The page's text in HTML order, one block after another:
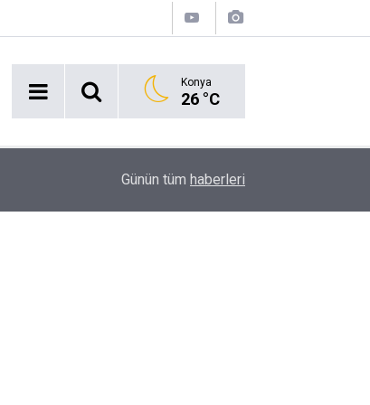
Konya
26 °C
Akaryakıt İstasyonunda Panik: Lastikçi
Günün tüm haberleri